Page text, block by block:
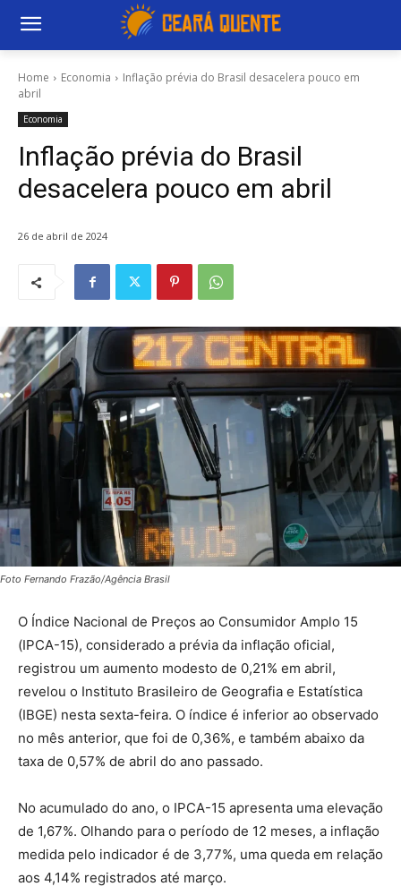
Home Economia
Inflação prévia do Brasil desacelera pouco em
abril
Economia
Inflação prévia do Brasil
desacelera pouco em abril
26 de abril de 2024
Foto Fernando Frazão/Agência Brasil
O Índice Nacional de Preços ao Consumidor Amplo 15
(IPCA-15), considerado a prévia da inflação oficial,
registrou um aumento modesto de 0,21% em abril,
revelou o Instituto Brasileiro de Geografia e Estatística
(IBGE) nesta sexta-feira. O índice é inferior ao observado
no mês anterior, que foi de 0,36%, e também abaixo da
taxa de 0,57% de abril do ano passado.
No acumulado do ano, o IPCA-15 apresenta uma elevação
de 1,67%. Olhando para o período de 12 meses, a inflação
medida pelo indicador é de 3,77%, uma queda em relação
aos 4,14% registrados até março.